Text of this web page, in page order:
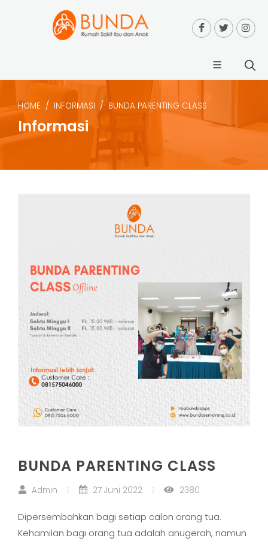
HOME INFORMASI BUNDA PARENTING CLASS
Informasi
BUNDA PARENTING CLASS
Admin 27 Juni 2022 2380
Dipersembahkan bagi setiap calon orang tua.
Kehamilan bagi orang tua adalah anugerah, namun